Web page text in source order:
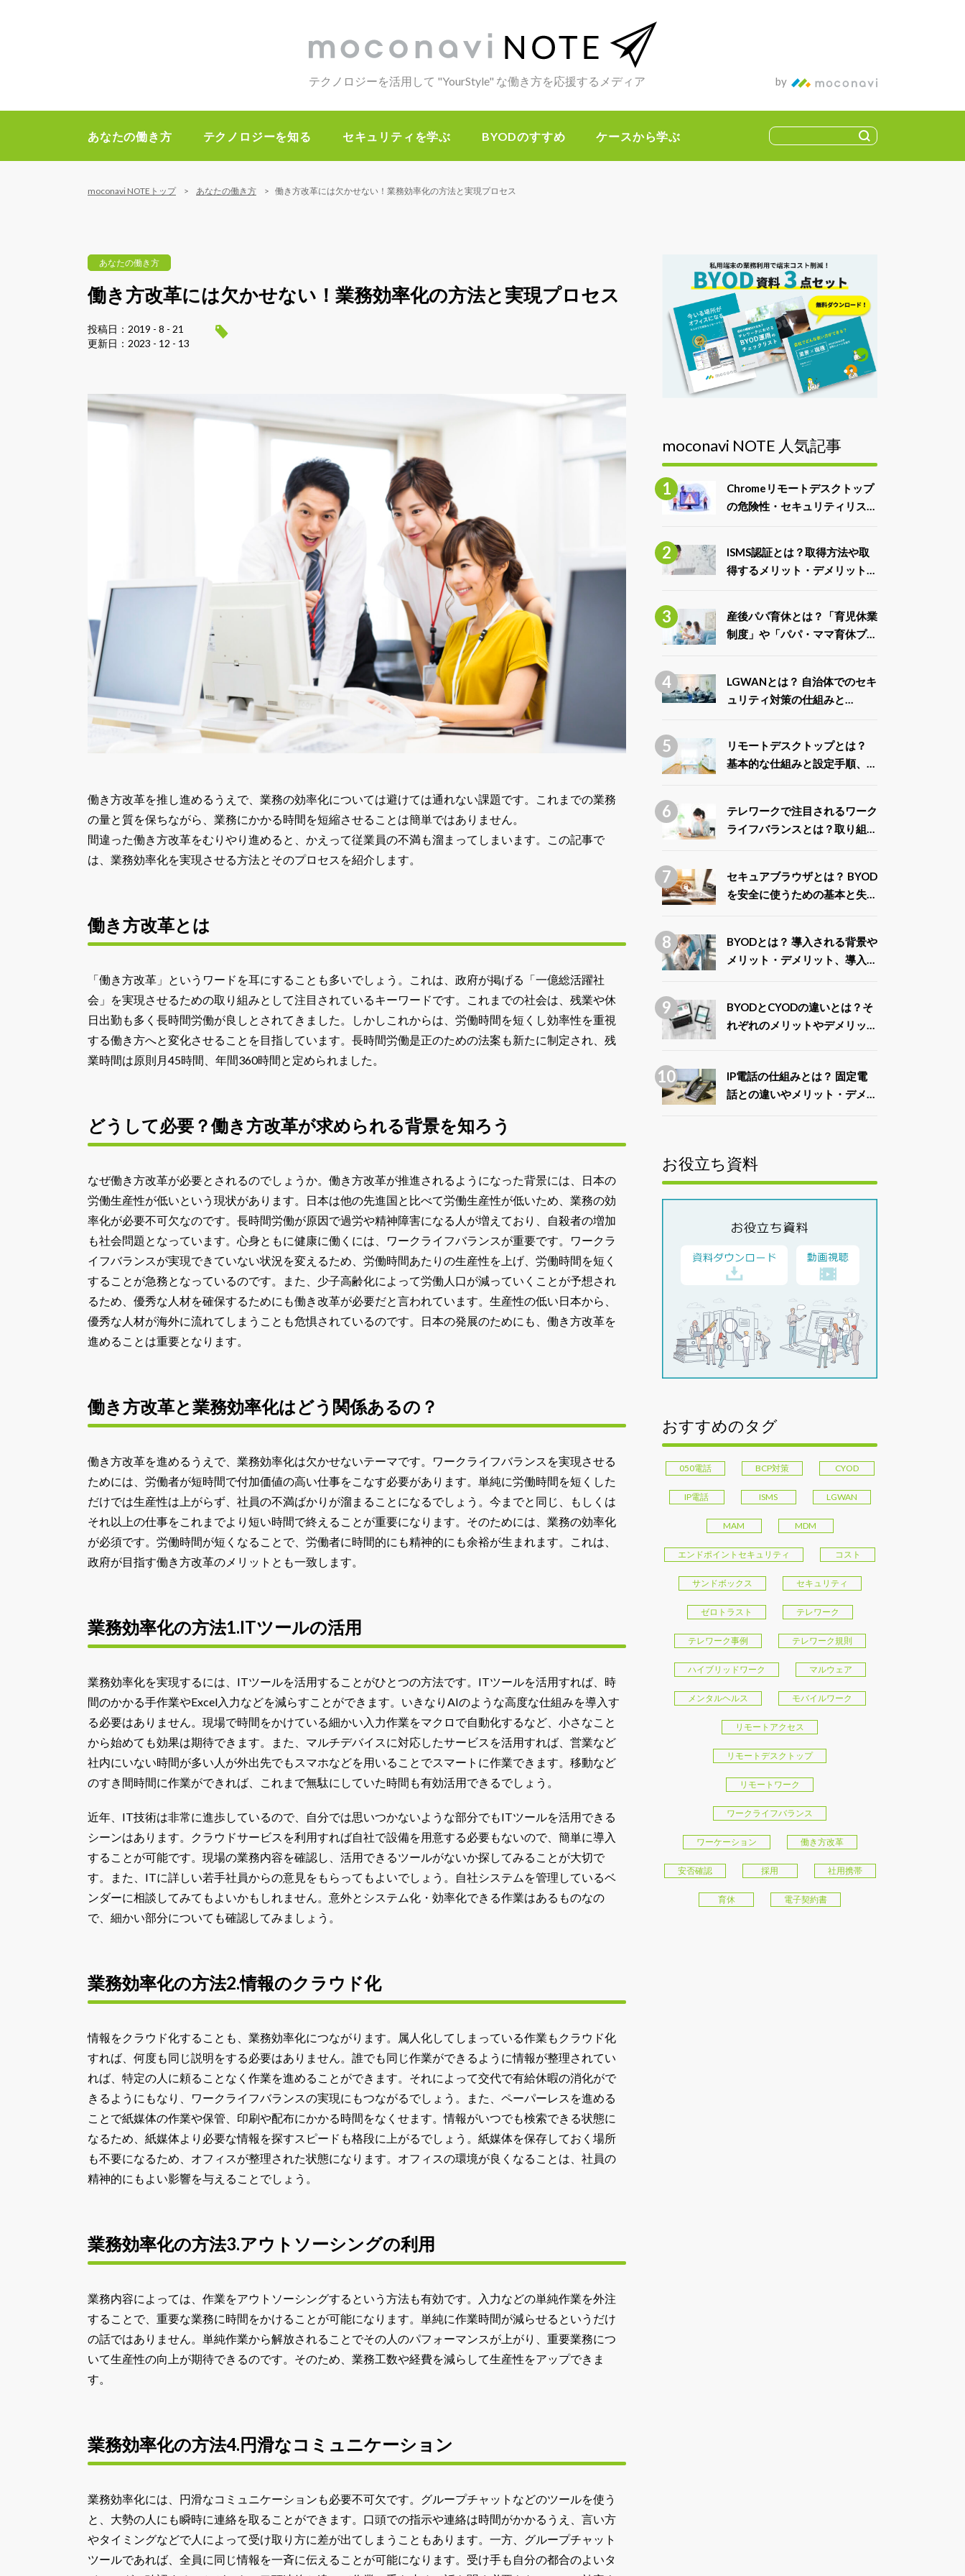
テクノロジーを活用して "YourStyle" な働き方を応援するメディア by
あなたの働き方 テクノロジーを知る セキュリティを学ぶ BYODのすすめ ケースから学ぶ
moconavi NOTEトップ あなたの働き方 働き方改革には欠かせない！業務効率化の方法と実現プロセス
あなたの働き方
働き方改革には欠かせない！業務効率化の方法と実現プロセス
投稿日：2019 - 8 - 21
更新日：2023 - 12 - 13
働き方改革を推し進めるうえで、業務の効率化については避けては通れない課題です。これまでの業務
の量と質を保ちながら、業務にかかる時間を短縮させることは簡単ではありません。
間違った働き方改革をむりやり進めると、かえって従業員の不満も溜まってしまいます。この記事で
は、業務効率化を実現させる方法とそのプロセスを紹介します。
働き方改革とは
「働き方改革」というワードを耳にすることも多いでしょう。これは、政府が掲げる「一億総活躍社
会」を実現させるための取り組みとして注目されているキーワードです。これまでの社会は、残業や休
日出勤も多く長時間労働が良しとされてきました。しかしこれからは、労働時間を短くし効率性を重視
する働き方へと変化させることを目指しています。長時間労働是正のための法案も新たに制定され、残
業時間は原則月45時間、年間360時間と定められました。
どうして必要？働き方改革が求められる背景を知ろう
なぜ働き方改革が必要とされるのでしょうか。働き方改革が推進されるようになった背景には、日本の
労働生産性が低いという現状があります。日本は他の先進国と比べて労働生産性が低いため、業務の効
率化が必要不可欠なのです。長時間労働が原因で過労や精神障害になる人が増えており、自殺者の増加
も社会問題となっています。心身ともに健康に働くには、ワークライフバランスが重要です。ワークラ
イフバランスが実現できていない状況を変えるため、労働時間あたりの生産性を上げ、労働時間を短く
することが急務となっているのです。また、少子高齢化によって労働人口が減っていくことが予想され
るため、優秀な人材を確保するためにも働き改革が必要だと言われています。生産性の低い日本から、
優秀な人材が海外に流れてしまうことも危惧されているのです。日本の発展のためにも、働き方改革を
進めることは重要となります。
働き方改革と業務効率化はどう関係あるの？
働き方改革を進めるうえで、業務効率化は欠かせないテーマです。ワークライフバランスを実現させる
ためには、労働者が短時間で付加価値の高い仕事をこなす必要があります。単純に労働時間を短くした
だけでは生産性は上がらず、社員の不満ばかりが溜まることになるでしょう。今までと同じ、もしくは
それ以上の仕事をこれまでより短い時間で終えることが重要になります。そのためには、業務の効率化
が必須です。労働時間が短くなることで、労働者に時間的にも精神的にも余裕が生まれます。これは、
政府が目指す働き方改革のメリットとも一致します。
業務効率化の方法1.ITツールの活用
業務効率化を実現するには、ITツールを活用することがひとつの方法です。ITツールを活用すれば、時
間のかかる手作業やExcel入力などを減らすことができます。いきなりAIのような高度な仕組みを導入す
る必要はありません。現場で時間をかけている細かい入力作業をマクロで自動化するなど、小さなこと
から始めても効果は期待できます。また、マルチデバイスに対応したサービスを活用すれば、営業など
社内にいない時間が多い人が外出先でもスマホなどを用いることでスマートに作業できます。移動など
のすき間時間に作業ができれば、これまで無駄にしていた時間も有効活用できるでしょう。
近年、IT技術は非常に進歩しているので、自分では思いつかないような部分でもITツールを活用できる
シーンはあります。クラウドサービスを利用すれば自社で設備を用意する必要もないので、簡単に導入
することが可能です。現場の業務内容を確認し、活用できるツールがないか探してみることが大切で
す。また、ITに詳しい若手社員からの意見をもらってもよいでしょう。自社システムを管理しているベ
ンダーに相談してみてもよいかもしれません。意外とシステム化・効率化できる作業はあるものなの
で、細かい部分についても確認してみましょう。
業務効率化の方法2.情報のクラウド化
情報をクラウド化することも、業務効率化につながります。属人化してしまっている作業もクラウド化
すれば、何度も同じ説明をする必要はありません。誰でも同じ作業ができるように情報が整理されてい
れば、特定の人に頼ることなく作業を進めることができます。それによって交代で有給休暇の消化がで
きるようにもなり、ワークライフバランスの実現にもつながるでしょう。また、ペーパーレスを進める
ことで紙媒体の作業や保管、印刷や配布にかかる時間をなくせます。情報がいつでも検索できる状態に
なるため、紙媒体より必要な情報を探すスピードも格段に上がるでしょう。紙媒体を保存しておく場所
も不要になるため、オフィスが整理された状態になります。オフィスの環境が良くなることは、社員の
精神的にもよい影響を与えることでしょう。
業務効率化の方法3.アウトソーシングの利用
業務内容によっては、作業をアウトソーシングするという方法も有効です。入力などの単純作業を外注
することで、重要な業務に時間をかけることが可能になります。単純に作業時間が減らせるというだけ
の話ではありません。単純作業から解放されることでその人のパフォーマンスが上がり、重要業務につ
いて生産性の向上が期待できるのです。そのため、業務工数や経費を減らして生産性をアップできま
す。
業務効率化の方法4.円滑なコミュニケーション
業務効率化には、円滑なコミュニケーションも必要不可欠です。グループチャットなどのツールを使う
と、大勢の人にも瞬時に連絡を取ることができます。口頭での指示や連絡は時間がかかるうえ、言い方
やタイミングなどで人によって受け取り方に差が出てしまうこともあります。一方、グループチャット
ツールであれば、全員に同じ情報を一斉に伝えることが可能になります。受け手も自分の都合のよいタ
moconavi NOTE 人気記事
Chromeリモートデスクトップ
の危険性・セキュリティリスク
ISMS認証とは？取得方法や取
得するメリット・デメリット、
産後パパ育休とは？「育児休業
制度」や「パパ・ママ育休プラ
LGWANとは？ 自治体でのセキ
ュリティ対策の仕組みと
リモートデスクトップとは？
基本的な仕組みと設定手順、安
テレワークで注目されるワーク
ライフバランスとは？取り組み
セキュアブラウザとは？ BYOD
を安全に使うための基本と失敗
BYODとは？ 導入される背景や
メリット・デメリット、導入事
BYODとCYODの違いとは？そ
れぞれのメリットやデメリット
IP電話の仕組みとは？ 固定電
話との違いやメリット・デメリ
お役立ち資料
おすすめのタグ
050電話 BCP対策 CYOD
IP電話 ISMS LGWAN
MAM MDM
エンドポイントセキュリティ コスト
サンドボックス セキュリティ
ゼロトラスト テレワーク
テレワーク事例 テレワーク規則
ハイブリッドワーク マルウェア
メンタルヘルス モバイルワーク
リモートアクセス
リモートデスクトップ
リモートワーク
ワークライフバランス
ワーケーション 働き方改革
安否確認 採用 社用携帯
育休 電子契約書